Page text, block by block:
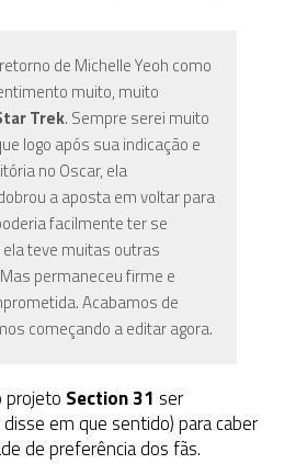
de Michelle Yeoh como
muito, muito
Trek. Sempre serei muito
logo após sua indicação e
no Oscar, ela
a aposta em voltar para
facilmente ter se
teve muitas outras
permaneceu firme e
Acabamos de
começando a editar agora.
projeto Section 31 ser
em que sentido) para caber
de preferência dos fãs.